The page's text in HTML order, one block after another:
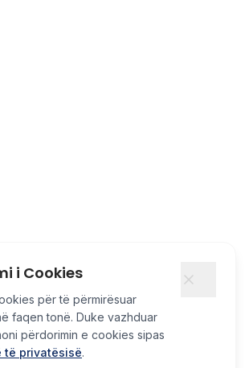
i Cookies
për të përmirësuar
faqen tonë. Duke vazhduar
përdorimin e cookies sipas
të privatësisë.